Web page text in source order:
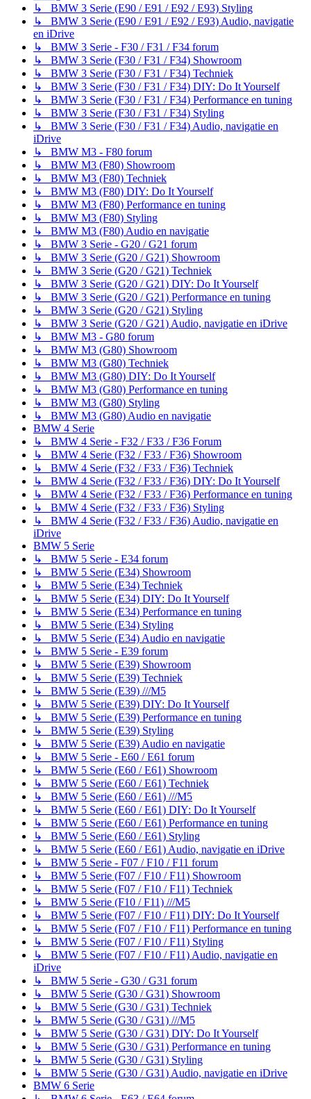
↳ BMW 3 Serie (E90 / E91 / E92 / E93) Styling
↳ BMW 3 Serie (E90 / E91 / E92 / E93) Audio, navigatie
en iDrive
↳ BMW 3 Serie - F30 / F31 / F34 forum
↳ BMW 3 Serie (F30 / F31 / F34) Showroom
↳ BMW 3 Serie (F30 / F31 / F34) Techniek
↳ BMW 3 Serie (F30 / F31 / F34) DIY: Do It Yourself
↳ BMW 3 Serie (F30 / F31 / F34) Performance en tuning
↳ BMW 3 Serie (F30 / F31 / F34) Styling
↳ BMW 3 Serie (F30 / F31 / F34) Audio, navigatie en
iDrive
↳ BMW M3 - F80 forum
↳ BMW M3 (F80) Showroom
↳ BMW M3 (F80) Techniek
↳ BMW M3 (F80) DIY: Do It Yourself
↳ BMW M3 (F80) Performance en tuning
↳ BMW M3 (F80) Styling
↳ BMW M3 (F80) Audio en navigatie
↳ BMW 3 Serie - G20 / G21 forum
↳ BMW 3 Serie (G20 / G21) Showroom
↳ BMW 3 Serie (G20 / G21) Techniek
↳ BMW 3 Serie (G20 / G21) DIY: Do It Yourself
↳ BMW 3 Serie (G20 / G21) Performance en tuning
↳ BMW 3 Serie (G20 / G21) Styling
↳ BMW 3 Serie (G20 / G21) Audio, navigatie en iDrive
↳ BMW M3 - G80 forum
↳ BMW M3 (G80) Showroom
↳ BMW M3 (G80) Techniek
↳ BMW M3 (G80) DIY: Do It Yourself
↳ BMW M3 (G80) Performance en tuning
↳ BMW M3 (G80) Styling
↳ BMW M3 (G80) Audio en navigatie
BMW 4 Serie
↳ BMW 4 Serie - F32 / F33 / F36 Forum
↳ BMW 4 Serie (F32 / F33 / F36) Showroom
↳ BMW 4 Serie (F32 / F33 / F36) Techniek
↳ BMW 4 Serie (F32 / F33 / F36) DIY: Do It Yourself
↳ BMW 4 Serie (F32 / F33 / F36) Performance en tuning
↳ BMW 4 Serie (F32 / F33 / F36) Styling
↳ BMW 4 Serie (F32 / F33 / F36) Audio, navigatie en
iDrive
BMW 5 Serie
↳ BMW 5 Serie - E34 forum
↳ BMW 5 Serie (E34) Showroom
↳ BMW 5 Serie (E34) Techniek
↳ BMW 5 Serie (E34) DIY: Do It Yourself
↳ BMW 5 Serie (E34) Performance en tuning
↳ BMW 5 Serie (E34) Styling
↳ BMW 5 Serie (E34) Audio en navigatie
↳ BMW 5 Serie - E39 forum
↳ BMW 5 Serie (E39) Showroom
↳ BMW 5 Serie (E39) Techniek
↳ BMW 5 Serie (E39) ///M5
↳ BMW 5 Serie (E39) DIY: Do It Yourself
↳ BMW 5 Serie (E39) Performance en tuning
↳ BMW 5 Serie (E39) Styling
↳ BMW 5 Serie (E39) Audio en navigatie
↳ BMW 5 Serie - E60 / E61 forum
↳ BMW 5 Serie (E60 / E61) Showroom
↳ BMW 5 Serie (E60 / E61) Techniek
↳ BMW 5 Serie (E60 / E61) ///M5
↳ BMW 5 Serie (E60 / E61) DIY: Do It Yourself
↳ BMW 5 Serie (E60 / E61) Performance en tuning
↳ BMW 5 Serie (E60 / E61) Styling
↳ BMW 5 Serie (E60 / E61) Audio, navigatie en iDrive
↳ BMW 5 Serie - F07 / F10 / F11 forum
↳ BMW 5 Serie (F07 / F10 / F11) Showroom
↳ BMW 5 Serie (F07 / F10 / F11) Techniek
↳ BMW 5 Serie (F10 / F11) ///M5
↳ BMW 5 Serie (F07 / F10 / F11) DIY: Do It Yourself
↳ BMW 5 Serie (F07 / F10 / F11) Performance en tuning
↳ BMW 5 Serie (F07 / F10 / F11) Styling
↳ BMW 5 Serie (F07 / F10 / F11) Audio, navigatie en
iDrive
↳ BMW 5 Serie - G30 / G31 forum
↳ BMW 5 Serie (G30 / G31) Showroom
↳ BMW 5 Serie (G30 / G31) Techniek
↳ BMW 5 Serie (G30 / G31) ///M5
↳ BMW 5 Serie (G30 / G31) DIY: Do It Yourself
↳ BMW 5 Serie (G30 / G31) Performance en tuning
↳ BMW 5 Serie (G30 / G31) Styling
↳ BMW 5 Serie (G30 / G31) Audio, navigatie en iDrive
BMW 6 Serie